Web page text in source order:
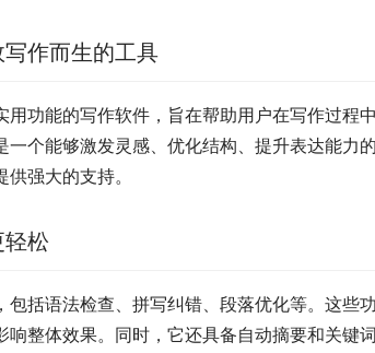
作而生的工具
功能的写作软件，旨在帮助用户在写作过程
一个能够激发灵感、优化结构、提升表达能力
强大的支持。
轻松
包括语法检查、拼写纠错、段落优化等。这些
响整体效果。同时，它还具备自动摘要和关键